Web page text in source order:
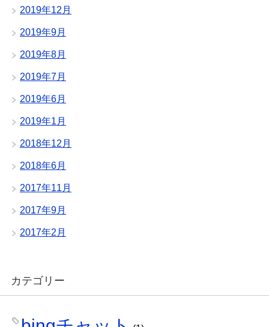
2019年12月
2019年9月
2019年8月
2019年7月
2019年6月
2019年1月
2018年12月
2018年6月
2017年11月
2017年9月
2017年2月
カテゴリー